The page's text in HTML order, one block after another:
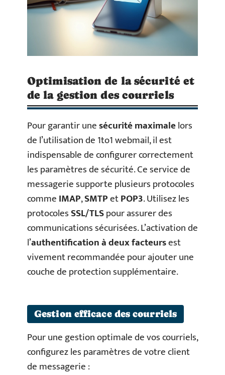
Optimisation de la sécurité et
de la gestion des courriels
Pour garantir unesécurité maximalelors
de l’utilisation de 1to1 webmail, il est
indispensable de configurer correctement
les paramètres de sécurité. Ce service de
messagerie supporte plusieurs protocoles
commeIMAP,SMTPetPOP3. Utilisez les
protocolesSSL/TLSpour assurer des
communications sécurisées. L’activation de
l’authentification à deux facteursest
vivement recommandée pour ajouter une
couche de protection supplémentaire.
Gestion efficace des courriels
Pour une gestion optimale de vos courriels,
configurez les paramètres de votre client
de messagerie :